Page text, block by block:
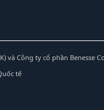
và Công ty cổ phần Benesse
tế